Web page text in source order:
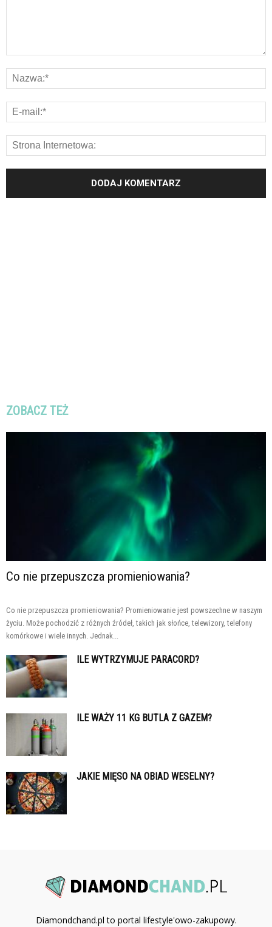
ZOBACZ TEŻ
Co nie przepuszcza promieniowania?
Co nie przepuszcza promieniowania? Promieniowanie jest powszechne w naszym
życiu. Może pochodzić z różnych źródeł, takich jak słońce, telewizory, telefony
komórkowe i wiele innych. Jednak...
ILE WYTRZYMUJE PARACORD?
ILE WAŻY 11 KG BUTLA Z GAZEM?
JAKIE MIĘSO NA OBIAD WESELNY?
Diamondchand.pl to portal lifestyle'owo-zakupowy.